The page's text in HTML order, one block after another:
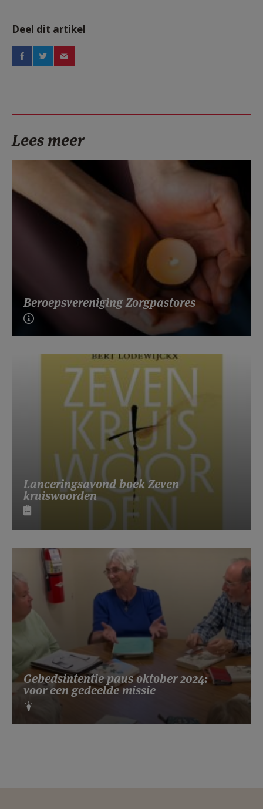
Deel dit artikel
Lees meer
Beroepsvereniging Zorgpastores
Lanceringsavond boek Zeven
kruiswoorden
Gebedsintentie paus oktober 2024:
voor een gedeelde missie